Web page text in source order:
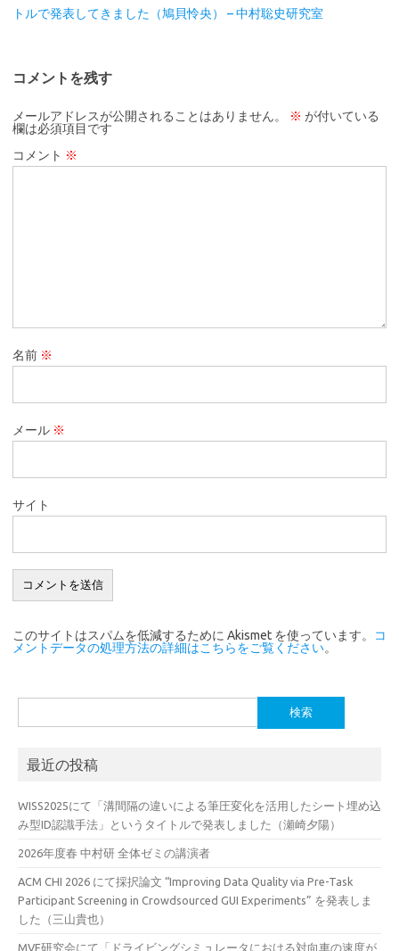
トルで発表してきました（鳩貝怜央） – 中村聡史研究室
コメントを残す
メールアドレスが公開されることはありません。 ※ が付いている
欄は必須項目です
コメント ※
名前 ※
メール ※
サイト
このサイトはスパムを低減するために Akismet を使っています。
コ
メントデータの処理方法の詳細はこちらをご覧ください。
索:
最近の投稿
WISS2025にて「溝間隔の違いによる筆圧変化を活用したシート埋め込
み型ID認識手法」というタイトルで発表しました（瀬崎夕陽）
2026年度春 中村研 全体ゼミの講演者
ACM CHI 2026 にて採択論文 “Improving Data Quality via Pre-Task
Participant Screening in Crowdsourced GUI Experiments” を発表しま
した（三山貴也）
MVE研究会にて「ドライビングシミュレータにおける対向車の速度が